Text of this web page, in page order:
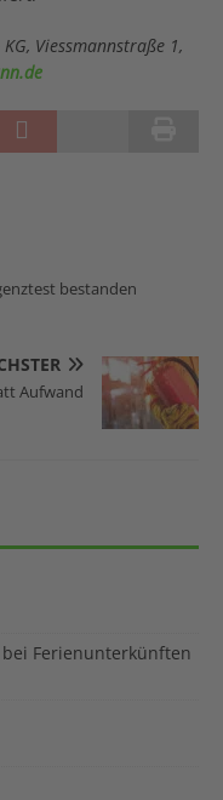
Viessmannstraße 1,
bestanden
Aufwand
Ferienunterkünften